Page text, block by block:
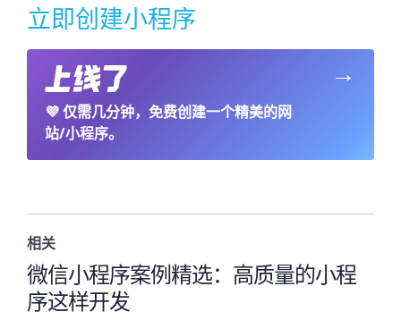
立即创建小程序
💜仅需几分钟，免费创建一个精美的网
站/小程序。
→
相关
微信小程序案例精选：高质量的小程
序这样开发